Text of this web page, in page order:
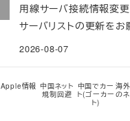
用線サーバ接続情報変
サーバリストの更新をお
2026-08-07
Xiao Long eSIM
【Xiao Long eSIM（小龍
Apple情報 中国ネット
規制回避
中国でカー
ト(ゴーカー
ト)
海
の